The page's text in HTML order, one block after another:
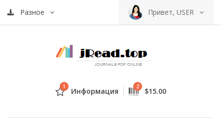
Разное Привет, USER
1 Информация 2 $15.00